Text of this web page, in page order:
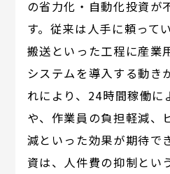
の省力化・自動化投資が
す。従来は人手に頼って
搬送といった工程に産業
システムを導入する動き
れにより、24時間稼働に
や、作業員の負担軽減、
減といった効果が期待で
資は、人件費の抑制とい